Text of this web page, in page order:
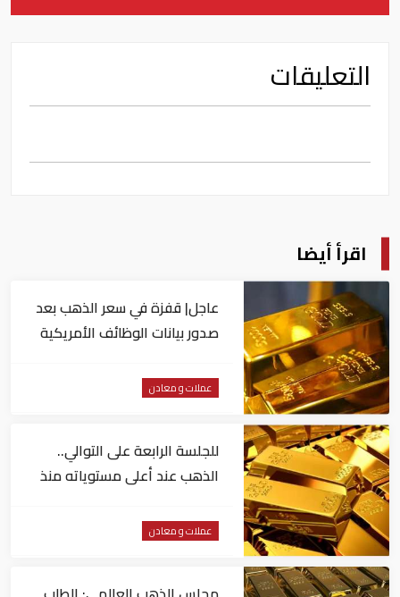
التعليقات
اقرأ أيضا
عاجل| قفزة في سعر الذهب بعد
صدور بيانات الوظائف الأمريكية
عملات و معادن
للجلسة الرابعة على التوالي..
الذهب عند أعلى مستوياته منذ
عملات و معادن